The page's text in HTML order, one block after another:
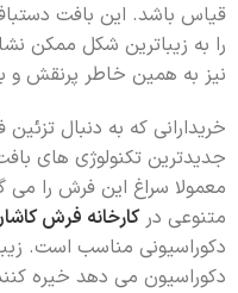
قیاس باشد. این بافت
نیز به همین خاطر پرنقش
خریدارانی که به دنبال
جدیدترین تکنولوژی های
معمولا سراغ این فرش را
متنوعی درکارخانه فرش
دکوراسیونی مناسب است.
دکوراسیون می دهد خیره